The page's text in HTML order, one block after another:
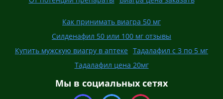
Как принимать виагра 50 мг
Силденафил 50 или 100 мг отзывы
Купить мужскую виагру в аптеке Тадалафил с 3 по 5 мг
Тадалафил цена 20мг
Мы в социальных сетях